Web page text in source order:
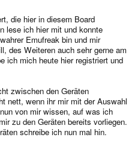
die hier in diesem Board
lese ich hier mit und konnte
Emufreak bin und mir
des Weiteren auch sehr gerne am
ich mich heute hier registriert und
zwischen den Geräten
nett, wenn ihr mir mit der Auswahl
von mir wissen, auf was ich
zu den Geräten bereits vorliegen.
schreibe ich nun mal hin.